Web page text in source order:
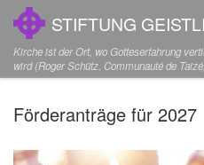
Zum Inhalt springen
STIFTUNG
Kirche ist der Ort, wo Gotteserfahrung
wird (Roger Schütz, Communauté de
Förderanträge für 2027